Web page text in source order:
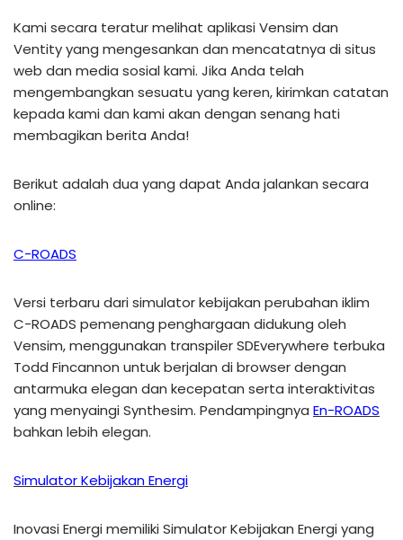
Kami secara teratur melihat aplikasi Vensim dan
Ventity yang mengesankan dan mencatatnya di situs
web dan media sosial kami. Jika Anda telah
mengembangkan sesuatu yang keren, kirimkan catatan
kepada kami dan kami akan dengan senang hati
membagikan berita Anda!
Berikut adalah dua yang dapat Anda jalankan secara
online:
C-ROADS
Versi terbaru dari simulator kebijakan perubahan iklim
C-ROADS pemenang penghargaan didukung oleh
Vensim, menggunakan transpiler SDEverywhere terbuka
Todd Fincannon untuk berjalan di browser dengan
antarmuka elegan dan kecepatan serta interaktivitas
yang menyaingi Synthesim. Pendampingnya En-ROADS
bahkan lebih elegan.
Simulator Kebijakan Energi
Inovasi Energi memiliki Simulator Kebijakan Energi yang